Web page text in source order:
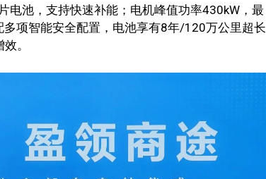
电池，支持快速补能；电机峰值功率430kW，最
项智能安全配置，电池享有8年/120万公里超长
。